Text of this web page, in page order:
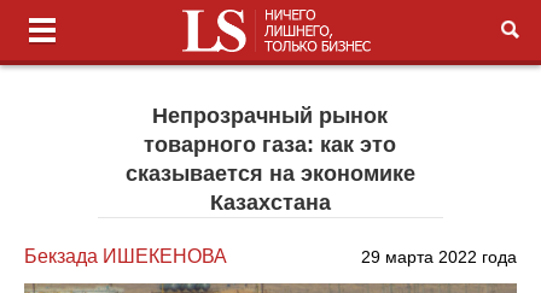
Непрозрачный рынок
товарного газа: как это
сказывается на экономике
Казахстана
Бекзада ИШЕКЕНОВА 29 марта 2022 года